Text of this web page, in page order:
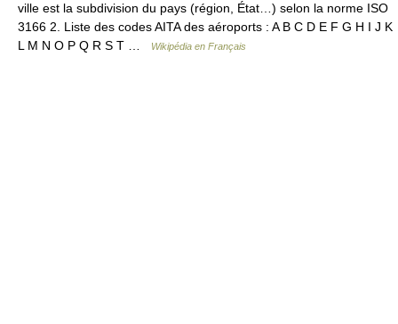
ville est la subdivision du pays (région, État…) selon la norme ISO
3166 2. Liste des codes AITA des aéroports : A B C D E F G H I J K
L M N O P Q R S T …
Wikipédia en Français